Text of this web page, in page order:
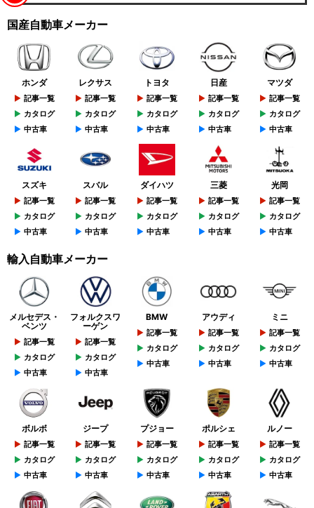
国産自動車メーカー
ホンダ
記事一覧
カタログ
中古車
レクサス
記事一覧
カタログ
中古車
トヨタ
記事一覧
カタログ
中古車
日産
記事一覧
カタログ
中古車
マツダ
記事一覧
カタログ
中古車
スズキ
記事一覧
カタログ
中古車
スバル
記事一覧
カタログ
中古車
ダイハツ
記事一覧
カタログ
中古車
三菱
記事一覧
カタログ
中古車
光岡
記事一覧
カタログ
中古車
輸入自動車メーカー
メルセデス・
ベンツ
記事一覧
カタログ
中古車
フォルクスワ
ーゲン
記事一覧
カタログ
中古車
BMW
記事一覧
カタログ
中古車
アウディ
記事一覧
カタログ
中古車
ミニ
記事一覧
カタログ
中古車
ボルボ
記事一覧
カタログ
中古車
ジープ
記事一覧
カタログ
中古車
プジョー
記事一覧
カタログ
中古車
ポルシェ
記事一覧
カタログ
中古車
ルノー
記事一覧
カタログ
中古車